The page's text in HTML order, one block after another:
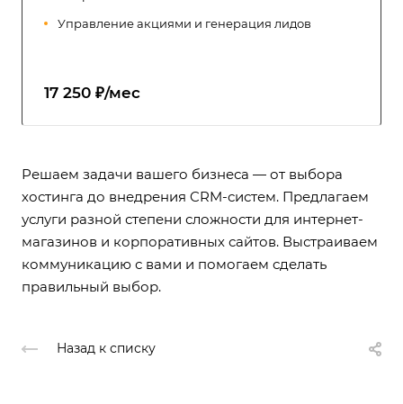
Управление акциями и генерация лидов
17 250 ₽/мес
Решаем задачи вашего бизнеса — от выбора
хостинга до внедрения CRM-систем. Предлагаем
услуги разной степени сложности для интернет-
магазинов и корпоративных сайтов. Выстраиваем
коммуникацию с вами и помогаем сделать
правильный выбор.
Назад к списку